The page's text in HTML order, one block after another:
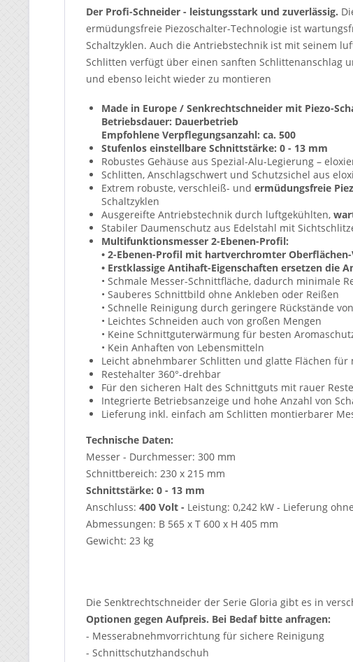
Der Profi-Schneider - leistungsstark und zuverlässig.
ermüdungsfreie Piezoschalter-Technologie ist
Schaltzyklen. Auch die Antriebstechnik ist mit seinem
Schlitten verfügt über einen sanften Schlittenanschlag
und ebenso leicht wieder zu montieren
Made in Europe / Senkrechtschneider mit Piezo-
Betriebsdauer: Dauerbetrieb
Empfohlene Verpflegungsanzahl: ca. 500
Stufenlos einstellbare Schnittstärke: 0 - 13 mm
Robustes Gehäuse aus Spezial-Alu-Legierung –
Schlitten, Anschlagschwert und Schutzsichel aus
Extrem robuste, verschleiß- und ermüdungsfreie
Schaltzyklen
Ausgereifte Antriebstechnik durch luftgekühlten,
Stabiler Daumenschutz aus Edelstahl mit
Multifunktionsmesser 2-Ebenen-Profil:
• 2-Ebenen-Profil mit hartverchromter
• Erstklassige Antihaft-Eigenschaften ersetzen die
• Schmale Messer-Schnittfläche, dadurch minimale
• Sauberes Schnittbild ohne Ankleben oder Reißen
• Schnelle Reinigung durch geringere Rückstände
• Leichtes Schneiden auch von großen Mengen
• Keine Schnittguterwärmung für besten
• Kein Anhaften von Lebensmitteln
Leicht abnehmbarer Schlitten und glatte Flächen für
Restehalter 360°-drehbar
Für den sicheren Halt des Schnittguts mit rauer
Integrierte Betriebsanzeige und hohe Anzahl von
Lieferung inkl. einfach am Schlitten montierbarer
Technische Daten:
Messer - Durchmesser: 300 mm
Schnittbereich: 230 x 215 mm
Schnittstärke: 0 - 13 mm
Anschluss: 400 Volt - Leistung: 0,242 kW - Lieferung
Abmessungen: B 565 x T 600 x H 405 mm
Gewicht: 23 kg
Die Senktrechtschneider der Serie Gloria gibt es in
Optionen gegen Aufpreis. Bei Bedaf bitte anfragen:
- Messerabnehmvorrichtung für sichere Reinigung
- Schnittschutzhandschuh